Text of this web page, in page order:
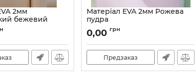
2мм
бежевий
Матеріал EVA 2мм Рожева
пудра
Артикул: 50028
0,00 грн
Предзаказ